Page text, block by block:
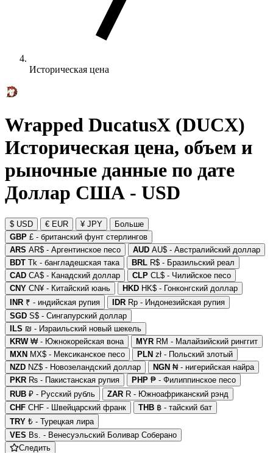
Историческая цена
Wrapped DucatusX (DUCX)
Историческая цена, объем и
рыночные данные по дате
Доллар США - USD
$ USD € EUR ¥ JPY
Больше
GBP £ - британский фунт стерлингов
ARS AR$ - Аргентинское песо AUD AU$ - Австралийский доллар
BDT Tk - бангладешская така BRL R$ - Бразильский реал
CAD CA$ - Канадский доллар CLP CL$ - Чилийское песо
CNY CN¥ - Китайский юань HKD HK$ - Гонконгский доллар
INR ₹ - индийская рупия IDR Rp - Индонезийская рупия
SGD S$ - Сингапурский доллар
ILS ₪ - Израильский новый шекель
KRW₩ - Южнокорейская вона MYR RM - Малайзийский ринггит
MXN MX$ - Мексиканское песо PLN zł - Польский злотый
NZD NZ$ - Новозеландский доллар NGN ₦ - нигерийская найра
PKR ₨ - Пакистанская рупия PHP ₱ - Филиппинское песо
RUB ₽ - Русский рубль ZAR R - Южноафриканский рэнд
CHF CHF - Швейцарский франк THB ฿ - тайский бат
TRY ₺ - Турецкая лира
VES Bs. - Венесуэльский Боливар Соберано
Следить